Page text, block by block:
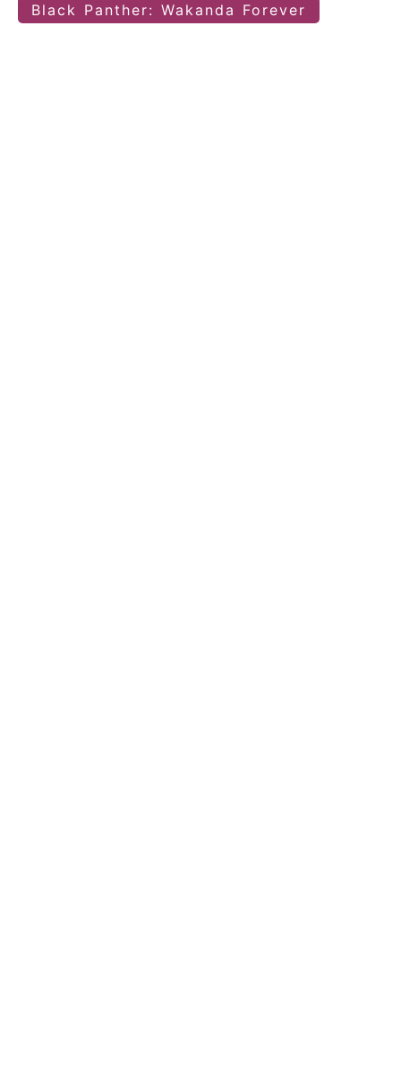
Black Panther: Wakanda Forever